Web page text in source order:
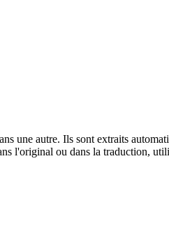
une autre. Ils sont extraits
l'original ou dans la traduction,